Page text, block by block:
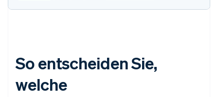
So entscheiden Sie,
welche